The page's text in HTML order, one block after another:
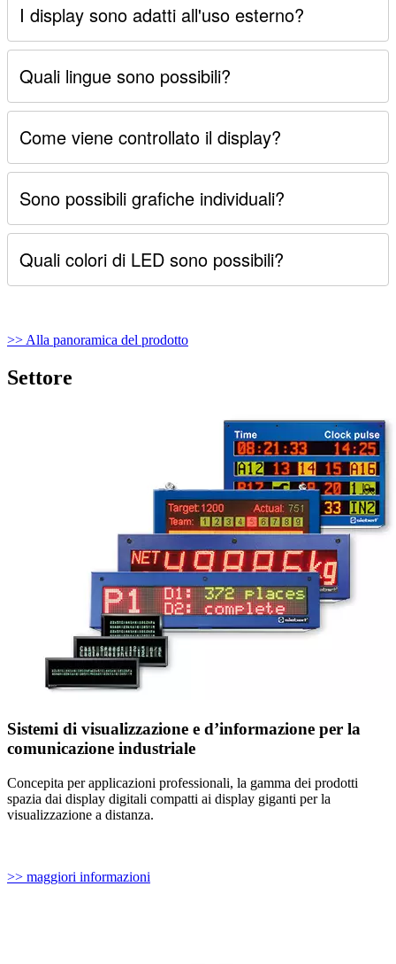
I display sono adatti all'uso esterno?
Quali lingue sono possibili?
Come viene controllato il display?
Sono possibili grafiche individuali?
Quali colori di LED sono possibili?
>> Alla panoramica del prodotto
Settore
Sistemi di visualizzazione e d’informazione per la
comunicazione industriale
Concepita per applicazioni professionali, la gamma dei prodotti
spazia dai display digitali compatti ai display giganti per la
visualizzazione a distanza.
>> maggiori informazioni